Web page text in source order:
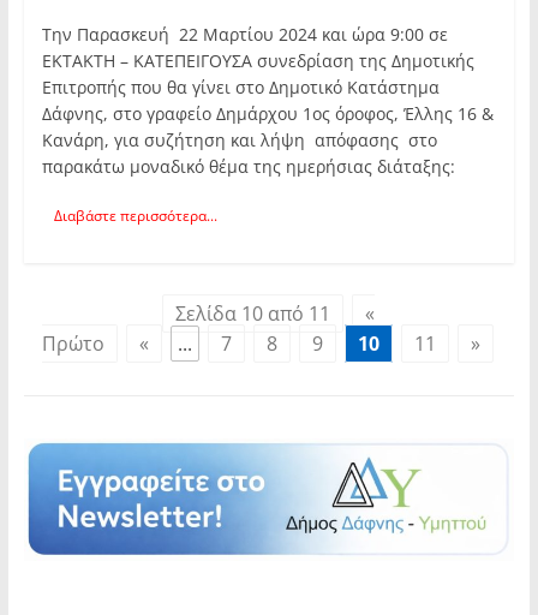
Την Παρασκευή 22 Μαρτίου 2024 και ώρα 9:00 σε
ΕΚΤΑΚΤΗ – ΚΑΤΕΠΕΙΓΟΥΣΑ συνεδρίαση της Δημοτικής
Επιτροπής που θα γίνει στο Δημοτικό Κατάστημα
Δάφνης, στο γραφείο Δημάρχου 1ος όροφος, Έλλης 16 &
Κανάρη, για συζήτηση και λήψη απόφασης στο
παρακάτω μοναδικό θέμα της ημερήσιας διάταξης:
Διαβάστε περισσότερα...
Σελίδα 10 από 11
«
Πρώτο
« ... 7 8 9 10 11 »